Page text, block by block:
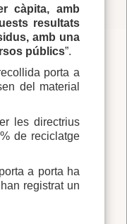
càpita, amb
resultats
amb una
públics”.
porta a
del material
les directrius
de reciclatge
a porta ha
registrat un